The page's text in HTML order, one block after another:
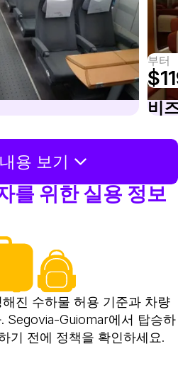
부터
비
용 보기
를 위한 실용 정보
진 수하물 허용 기준과 차량
Segovia-Guiomar에서 탑승하
기 전에 정책을 확인하세요.